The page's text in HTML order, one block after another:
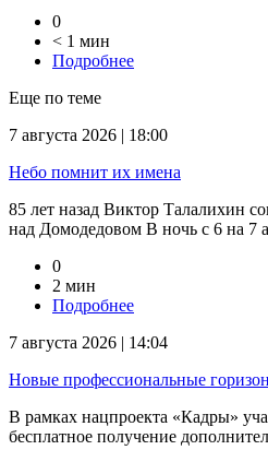
0
< 1 мин
Подробнее
Еще по теме
7 августа 2026 | 18:00
Небо помнит их имена
85 лет назад Виктор Талалихин
над Домодедовом В ночь с 6 на 7
0
2 мин
Подробнее
7 августа 2026 | 14:04
Новые профессиональные
В рамках нацпроекта «Кадры»
бесплатное получение